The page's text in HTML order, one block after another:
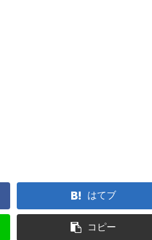
はてブ
コピー